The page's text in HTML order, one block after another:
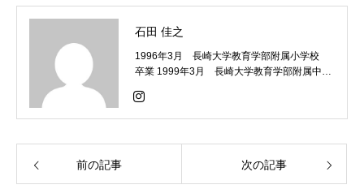
石田 佳之
1996年3月 長崎大学教育学部附属小学校
卒業 1999年3月 長崎大学教育学部附属中学
校 卒業 2009年3月 福岡歯科大
学 卒業 2010年4月 長崎大
月 木更津きらら歯科 勤務
前の記事 次の記事